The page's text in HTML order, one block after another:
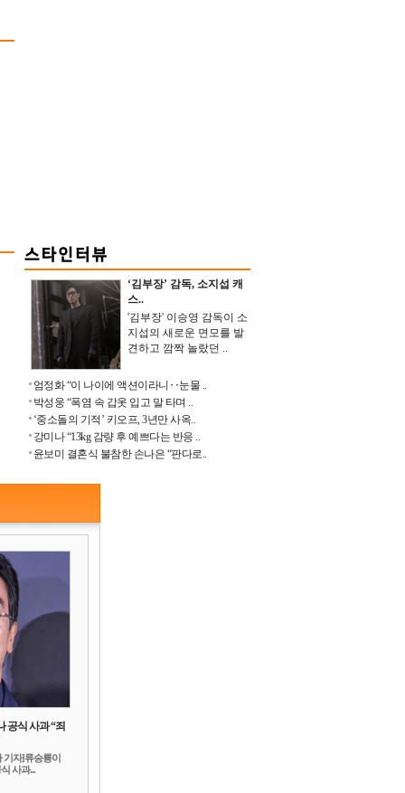
‘김부장’ 감독, 소지섭 캐
스..
'김부장' 이승영 감독이 소
지섭의 새로운 면모를 발
견하고 깜짝 놀랐던 ..
엄정화 “이 나이에 액션이라니‥눈물 ..
박성웅 “폭염 속 갑옷 입고 말 타며 ..
‘중소돌의 기적’ 키오프, 3년만 사옥..
강미나 “13kg 감량 후 예쁘다는 반응 ..
윤보미 결혼식 불참한 손나은 “판다로..
공식 사과 “죄
기자]류승룡이
사과...